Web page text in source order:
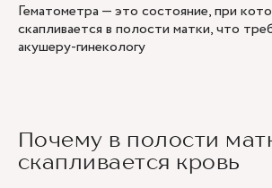
Гематометра — это состояние, при
скапливается в полости матки, что
акушеру-гинекологу
Почему в полости
скапливается кровь